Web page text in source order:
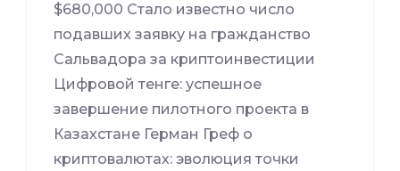
$680,000 Стало известно число
подавших заявку на гражданство
Сальвадора за криптоинвестиции
Цифровой тенге: успешное
завершение пилотного проекта в
Казахстане Герман Греф о
криптовалютах: эволюция точки